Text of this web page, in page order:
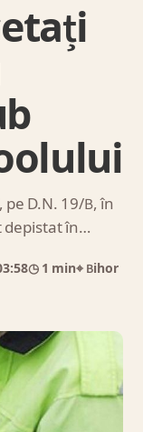
D.N. 19/B, în
depistat în…
◷ 1 min⌖ Bihor